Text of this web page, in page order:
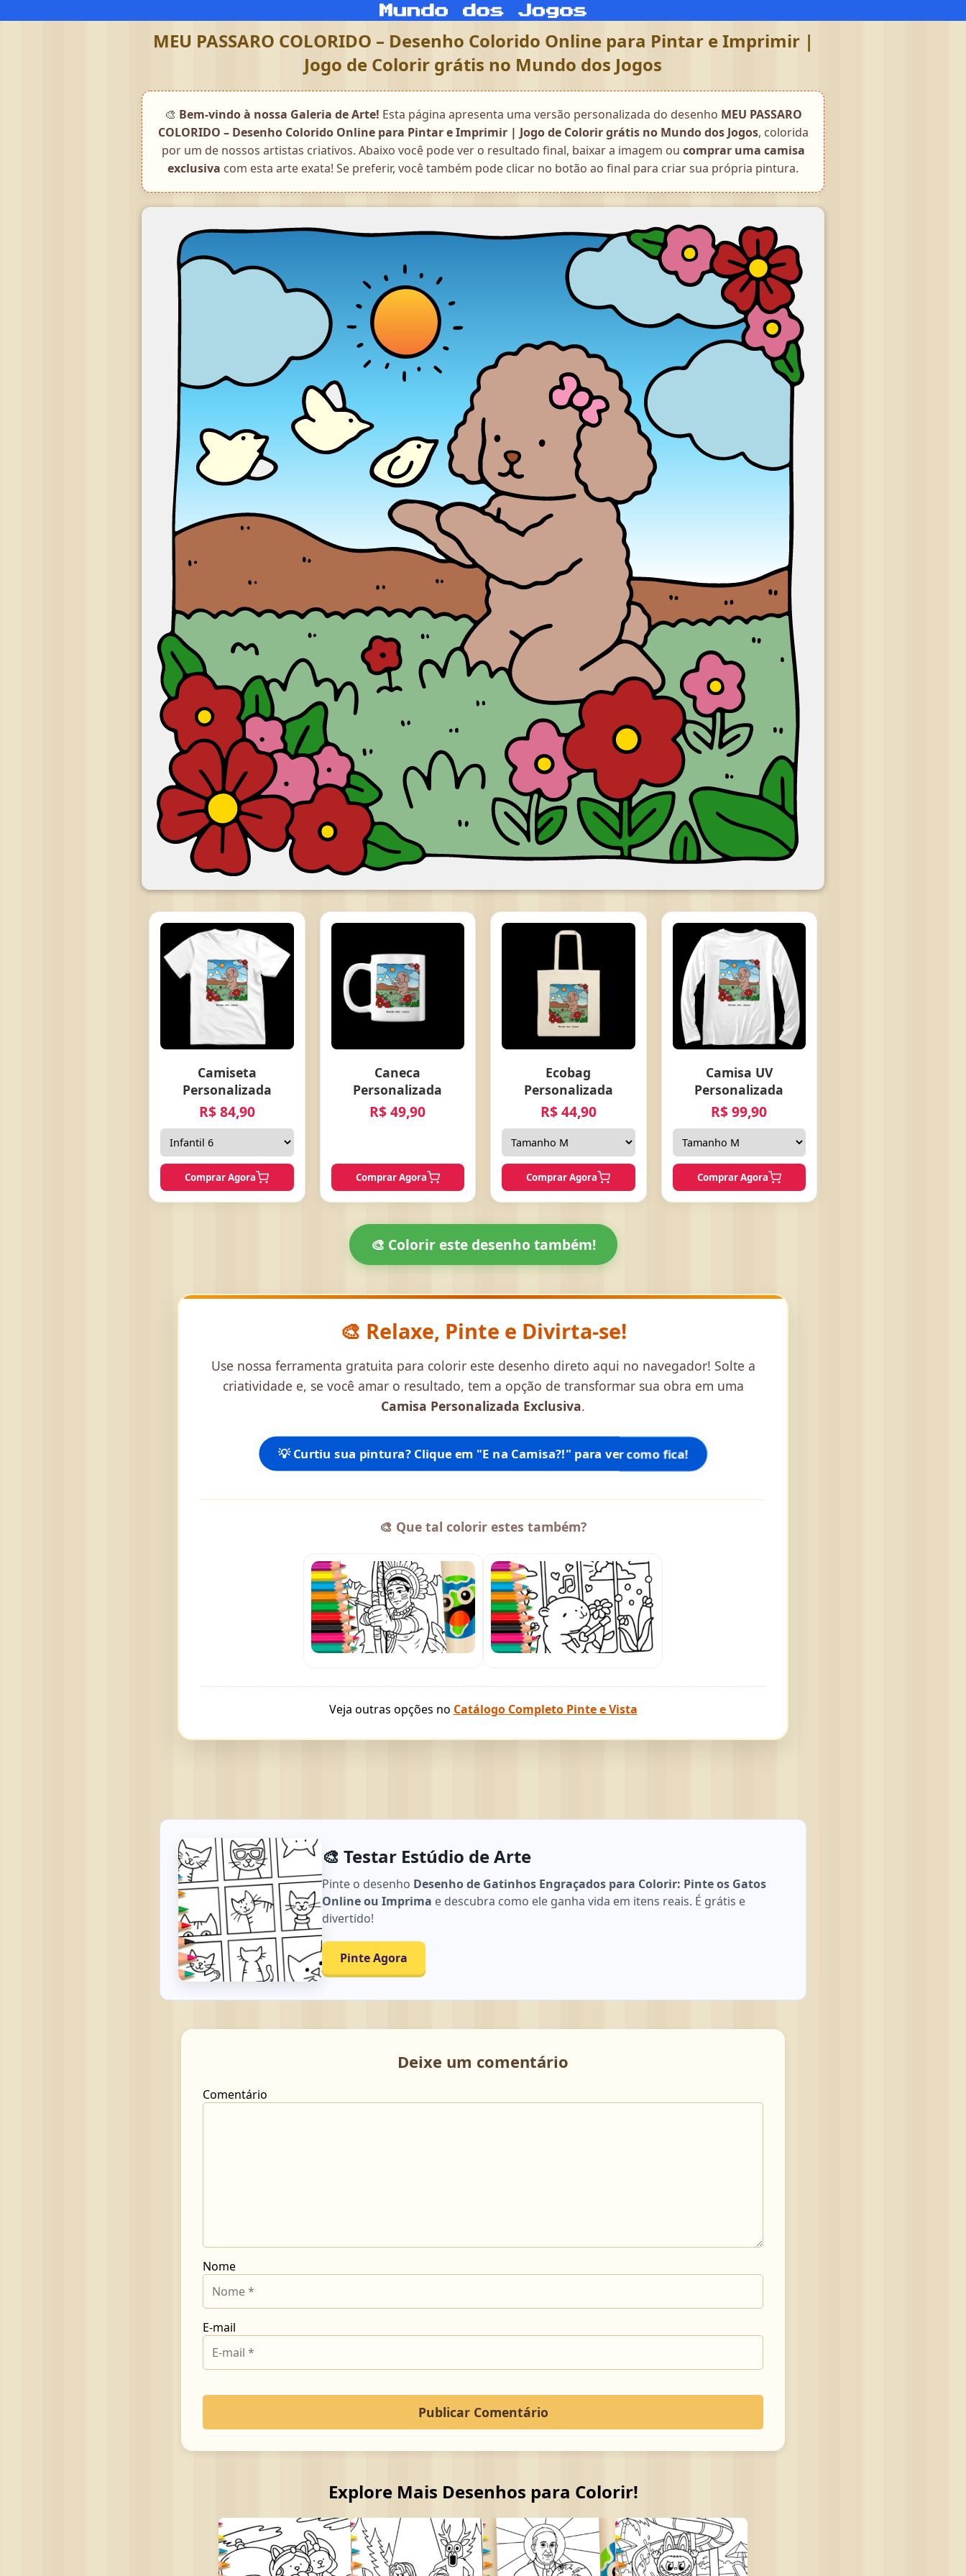
MEU PASSARO COLORIDO – Desenho Colorido Online para Pintar e Imprimir |
Jogo de Colorir grátis no Mundo dos Jogos
🎨 Bem-vindo à nossa Galeria de Arte! Esta página apresenta uma versão personalizada do desenho MEU PASSARO
COLORIDO – Desenho Colorido Online para Pintar e Imprimir | Jogo de Colorir grátis no Mundo dos Jogos, colorida
por um de nossos artistas criativos. Abaixo você pode ver o resultado final, baixar a imagem ou comprar uma camisa
exclusiva com esta arte exata! Se preferir, você também pode clicar no botão ao final para criar sua própria pintura.
Camiseta
Personalizada
R$ 84,90
Comprar Agora
Caneca
Personalizada
R$ 49,90
Comprar Agora
Ecobag
Personalizada
R$ 44,90
Comprar Agora
Camisa UV
Personalizada
R$ 99,90
Comprar Agora
🎨 Colorir este desenho também!
🎨 Relaxe, Pinte e Divirta-se!
Use nossa ferramenta gratuita para colorir este desenho direto aqui no navegador! Solte a
criatividade e, se você amar o resultado, tem a opção de transformar sua obra em uma
Camisa Personalizada Exclusiva.
💡 Curtiu sua pintura? Clique em "E na Camisa?!" para ver como fica!
🎨 Que tal colorir estes também?
Veja outras opções no Catálogo Completo Pinte e Vista
🎨 Testar Estúdio de Arte
Pinte o desenho Desenho de Gatinhos Engraçados para Colorir: Pinte os Gatos
Online ou Imprima e descubra como ele ganha vida em itens reais. É grátis e
divertido!
Pinte Agora
Deixe um comentário
Comentário
Nome
E-mail
Explore Mais Desenhos para Colorir!